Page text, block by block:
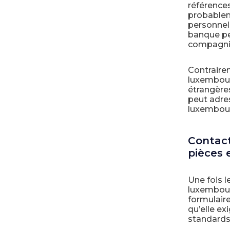
banque
peut
pièces
Une fois
qu’elle